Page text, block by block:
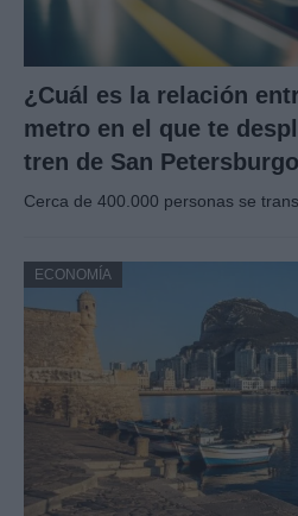
¿Cuál es la relación
metro en el que te
tren de San
Cerca de 400.000 personas se
ECONOMÍA